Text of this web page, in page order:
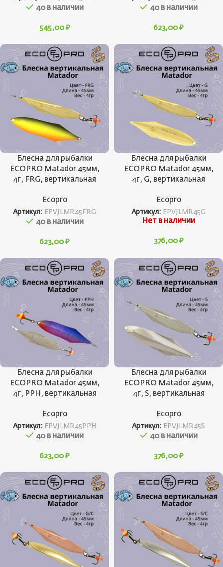
40 в наличии
545,00 ₽
40 в наличии
623,00 ₽
Блесна для рыбалки
ECOPRO Matador 45мм,
4г, FRG, вертикальная
Ecopro
Артикул: EPVJLMR45FRG
40 в наличии
623,00 ₽
Блесна для рыбалки
ECOPRO Matador 45мм,
4г, G, вертикальная
Ecopro
Артикул: EPVJLMR45G
Нет в наличии
376,00 ₽
Блесна для рыбалки
ECOPRO Matador 45мм,
4г, PPH, вертикальная
Ecopro
Артикул: EPVJLMR45PPH
40 в наличии
623,00 ₽
Блесна для рыбалки
ECOPRO Matador 45мм,
4г, S, вертикальная
Ecopro
Артикул: EPVJLMR45S
40 в наличии
376,00 ₽